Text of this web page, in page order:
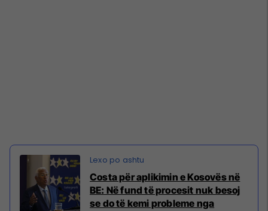
Costa për aplikimin e Kosovës në
BE: Në fund të procesit nuk besoj
se do të kemi probleme nga